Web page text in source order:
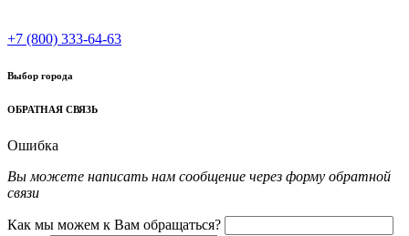
+7 (800) 333-64-63
Выбор города
ОБРАТНАЯ СВЯЗЬ
Ошибка
Вы можете написать нам сообщение через форму обратной
связи
Как мы можем к Вам обращаться?